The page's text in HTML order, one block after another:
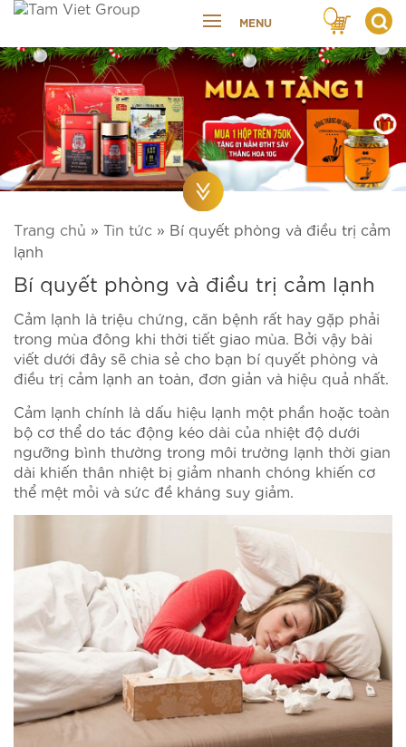
MENU
Trang chủ » Tin tức » Bí quyết phòng và điều trị cảm
lạnh
Bí quyết phòng và điều trị cảm lạnh
Cảm lạnh là triệu chứng, căn bệnh rất hay gặp phải
trong mùa đông khi thời tiết giao mùa. Bởi vậy bài
viết dưới đây sẽ chia sẻ cho bạn bí quyết phòng và
điều trị cảm lạnh an toàn, đơn giản và hiệu quả nhất.
Cảm lạnh chính là dấu hiệu lạnh một phần hoặc toàn
bộ cơ thể do tác động kéo dài của nhiệt độ dưới
ngưỡng bình thường trong môi trường lạnh thời gian
dài khiến thân nhiệt bị giảm nhanh chóng khiến cơ
thể mệt mỏi và sức đề kháng suy giảm.